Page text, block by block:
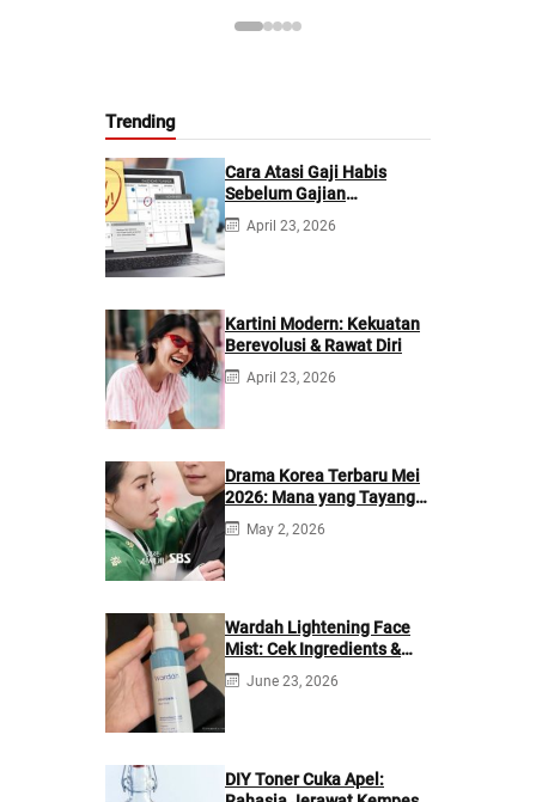
Trending
Cara Atasi Gaji Habis
Sebelum Gajian
Berikutnya
April 23, 2026
Kartini Modern: Kekuatan
Berevolusi & Rawat Diri
April 23, 2026
Drama Korea Terbaru Mei
2026: Mana yang Tayang
di Netflix?
May 2, 2026
Wardah Lightening Face
Mist: Cek Ingredients &
Manfaatnya
June 23, 2026
DIY Toner Cuka Apel: